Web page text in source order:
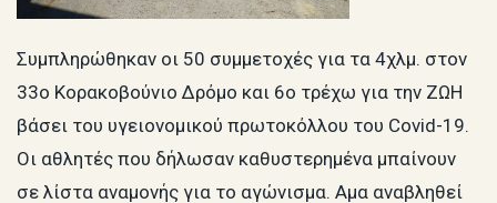
Συμπληρώθηκαν οι 50 συμμετοχές για τα 4χλμ. στον
33ο Κορακοβούνιο Δρόμο και 6ο τρέχω για την ΖΩΗ
βάσει του υγειονομικού πρωτοκόλλου του Covid-19.
Οι αθλητές που δήλωσαν καθυστερημένα μπαίνουν
σε λίστα αναμονής για το αγώνισμα. Αμα αναβληθεί